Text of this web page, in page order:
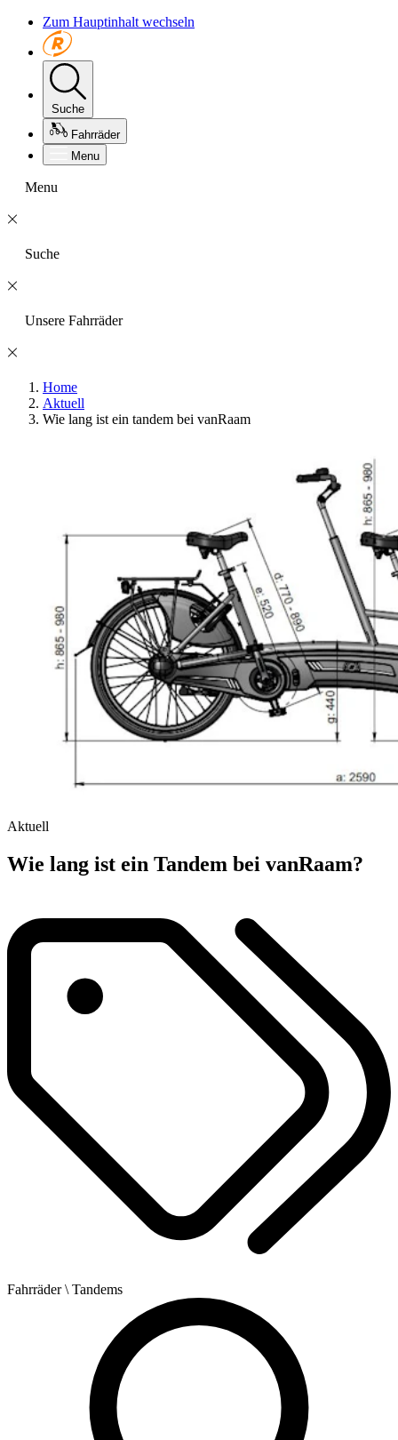
Zum Hauptinhalt wechseln
Suche
Fahrräder
Menu
Menu
Suche
Unsere Fahrräder
Home
Aktuell
Wie lang ist ein tandem bei vanRaam
Aktuell
Wie lang ist ein Tandem bei vanRaam?
Fahrräder\ Tandems